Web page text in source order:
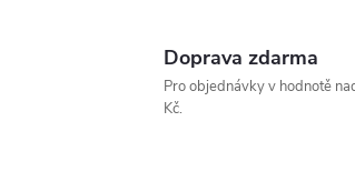
Doprava zdarma
Pro objednávky v hodnotě
Kč.